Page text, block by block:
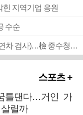
지역기업 응원
수순
■ 검사 신분 버리고 직급하향(10년 이하 저연차 검사)…檢 중수청행 기피
스포츠 +
틀댄다…거인 가
릴까